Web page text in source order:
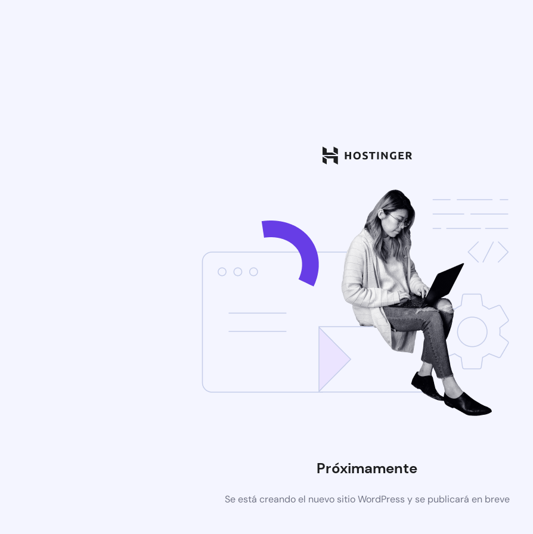
Próximamente
Se está creando el nuevo sitio WordPress y se publicará en breve